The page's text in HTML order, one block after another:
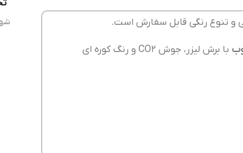
و تنوع رنگی قابل سفارش است.
با برش لیزر، جوش CO2 و رنگ کوره ای